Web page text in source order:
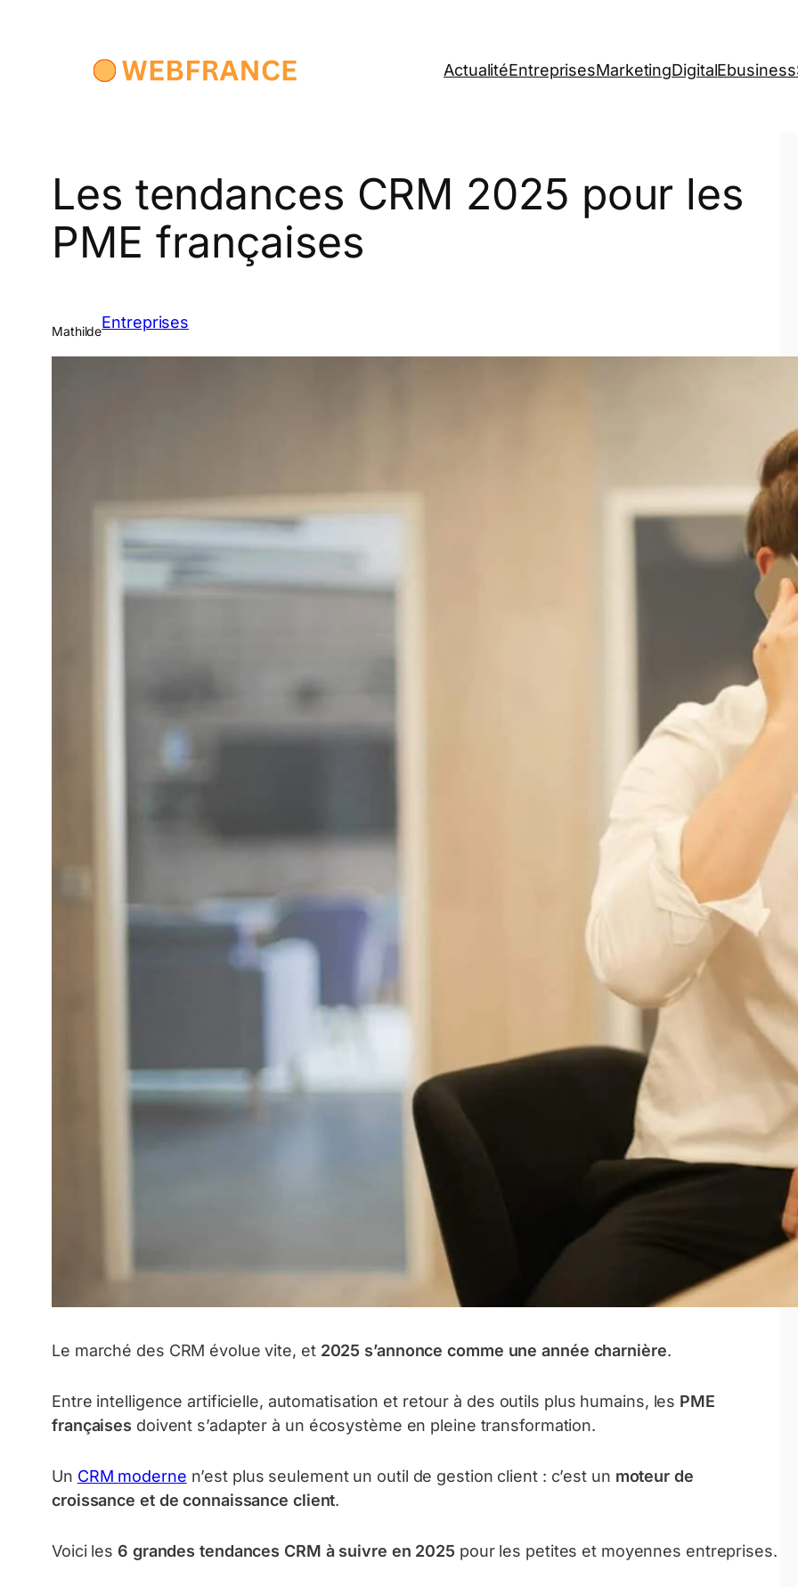
ActualitéEntreprisesMarketingDigitalEbusiness
Les tendances CRM 2025 pour les
PME françaises
MathildeEntreprises
Le marché des CRM évolue vite, et 2025 s’annonce comme une année charnière.
Entre intelligence artificielle, automatisation et retour à des outils plus humains, les PME
françaises doivent s’adapter à un écosystème en pleine transformation.
Un CRM moderne n’est plus seulement un outil de gestion client : c’est un moteur de
croissance et de connaissance client.
Voici les 6 grandes tendances CRM à suivre en 2025 pour les petites et moyennes entreprises.